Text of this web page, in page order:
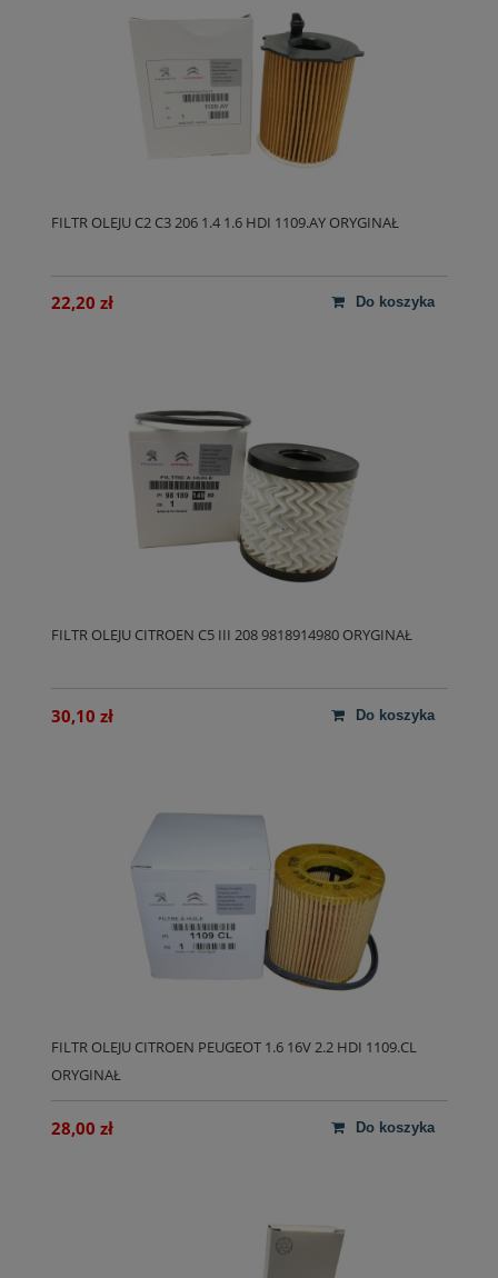
FILTR OLEJU C2 C3 206 1.4 1.6 HDI 1109.AY ORYGINAŁ
22,20 zł do koszyka
FILTR OLEJU CITROEN C5 III 208 9818914980 ORYGINAŁ
30,10 zł do koszyka
FILTR OLEJU CITROEN PEUGEOT 1.6 16V 2.2 HDI 1109.CL
ORYGINAŁ
28,00 zł do koszyka